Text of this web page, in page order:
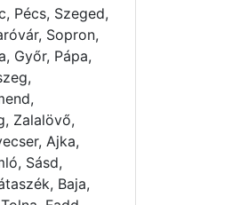
Pécs, Szeged,
Sopron,
Győr, Pápa,
Zalalövő,
Ajka,
Sásd,
Baja,